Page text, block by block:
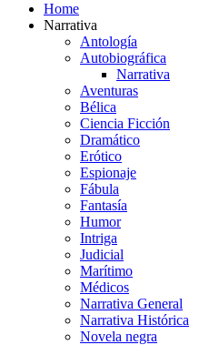
Home
Narrativa
Antología
Autobiográfica
Narrativa
Aventuras
Bélica
Ciencia Ficción
Dramático
Erótico
Espionaje
Fábula
Fantasía
Humor
Intriga
Judicial
Marítimo
Médicos
Narrativa General
Narrativa Histórica
Novela negra